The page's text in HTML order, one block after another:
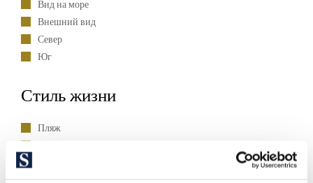
Вид на море
Внешний вид
Север
Юг
Стиль жизни
Пляж